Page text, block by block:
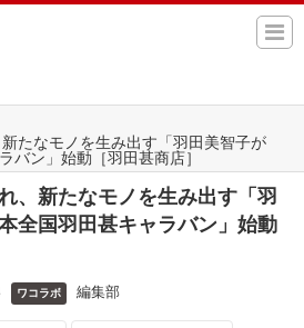
新たなモノを生み出す「羽田美智子が
バン」始動［羽田甚商店］
、新たなモノを生み出す「羽
全国羽田甚キャラバン」始動
ワコラボ 編集部